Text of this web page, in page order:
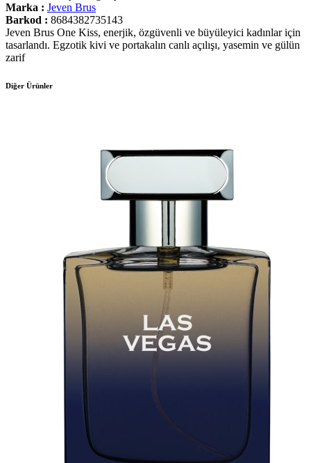
Marka : Jeven Brus
Barkod : 8684382735143
Jeven Brus One Kiss, enerjik, özgüvenli ve büyüleyici kadınlar için
tasarlandı. Egzotik kivi ve portakalın canlı açılışı, yasemin ve gülün
zarif
Diğer Ürünler